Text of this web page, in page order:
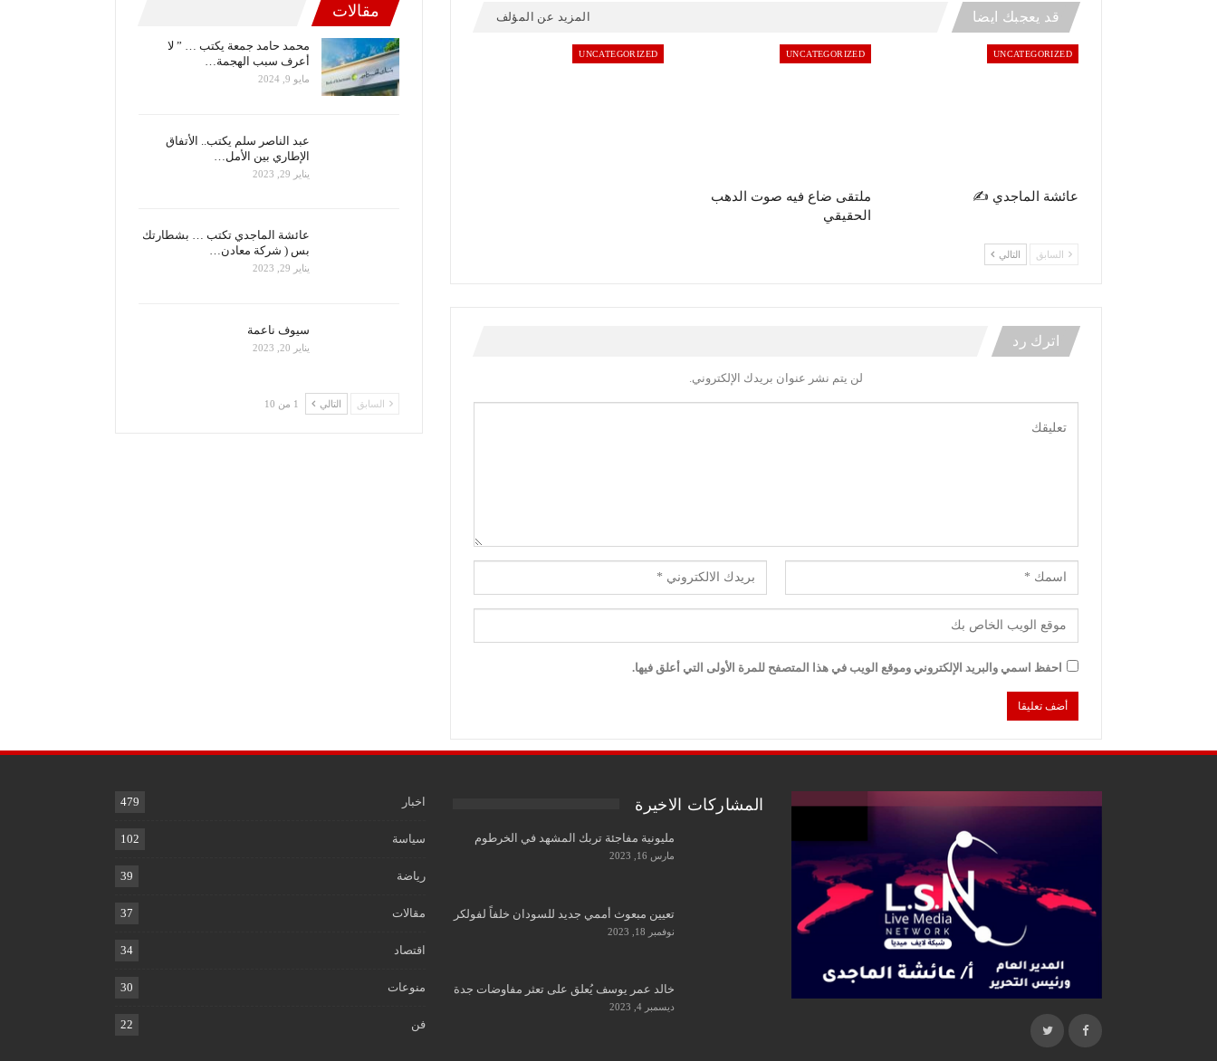
قد يعجبك ايضا المزيد عن المؤلف
UNCATEGORIZED
عائشة الماجدي ✍️
UNCATEGORIZED
ملتقى ضاع فيه صوت الدهب
الحقيقي
UNCATEGORIZED
السابق التالي
اترك رد
لن يتم نشر عنوان بريدك الإلكتروني.
احفظ اسمي والبريد الإلكتروني وموقع الويب في هذا المتصفح للمرة الأولى التي أعلق فيها.
مقالات
محمد حامد جمعة يكتب … ” لا
أعرف سبب الهجمة…
مايو 9, 2024
عبد الناصر سلم يكتب.. الأتفاق
الإطاري بين الأمل…
يناير 29, 2023
عائشة الماجدي تكتب … بشطارتك
بس ( شركة معادن…
يناير 29, 2023
سيوف ناعمة
يناير 20, 2023
السابق التالي 1 من 10
المشاركات الاخيرة
مليونية مفاجئة تربك المشهد في الخرطوم
مارس 16, 2023
تعيين مبعوث أممي جديد للسودان خلفاً لفولكر
نوفمبر 18, 2023
خالد عمر يوسف يُعلق على تعثر مفاوضات جدة
ديسمبر 4, 2023
اخبار 479
سياسة 102
رياضة 39
مقالات 37
اقتصاد 34
منوعات 30
فن 22